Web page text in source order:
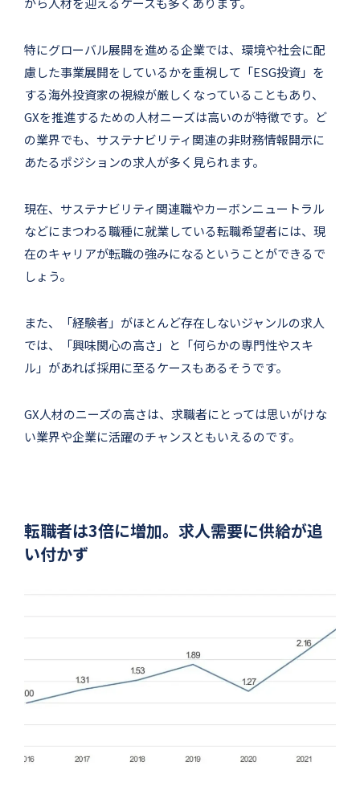
特にグローバル展開を進める企業では、環境や社会に配
慮した事業展開をしているかを重視して「ESG投資」を
する海外投資家の視線が厳しくなっていることもあり、
GXを推進するための人材ニーズは高いのが特徴です。ど
の業界でも、サステナビリティ関連の非財務情報開示に
あたるポジションの求人が多く見られます。
現在、サステナビリティ関連職やカーボンニュートラル
などにまつわる職種に就業している転職希望者には、現
在のキャリアが転職の強みになるということができるで
しょう。
また、「経験者」がほとんど存在しないジャンルの求人
では、「興味関心の高さ」と「何らかの専門性やスキ
ル」があれば採用に至るケースもあるそうです。
GX人材のニーズの高さは、求職者にとっては思いがけな
い業界や企業に活躍のチャンスともいえるのです。
転職者は3倍に増加。求人需要に供給が追
い付かず